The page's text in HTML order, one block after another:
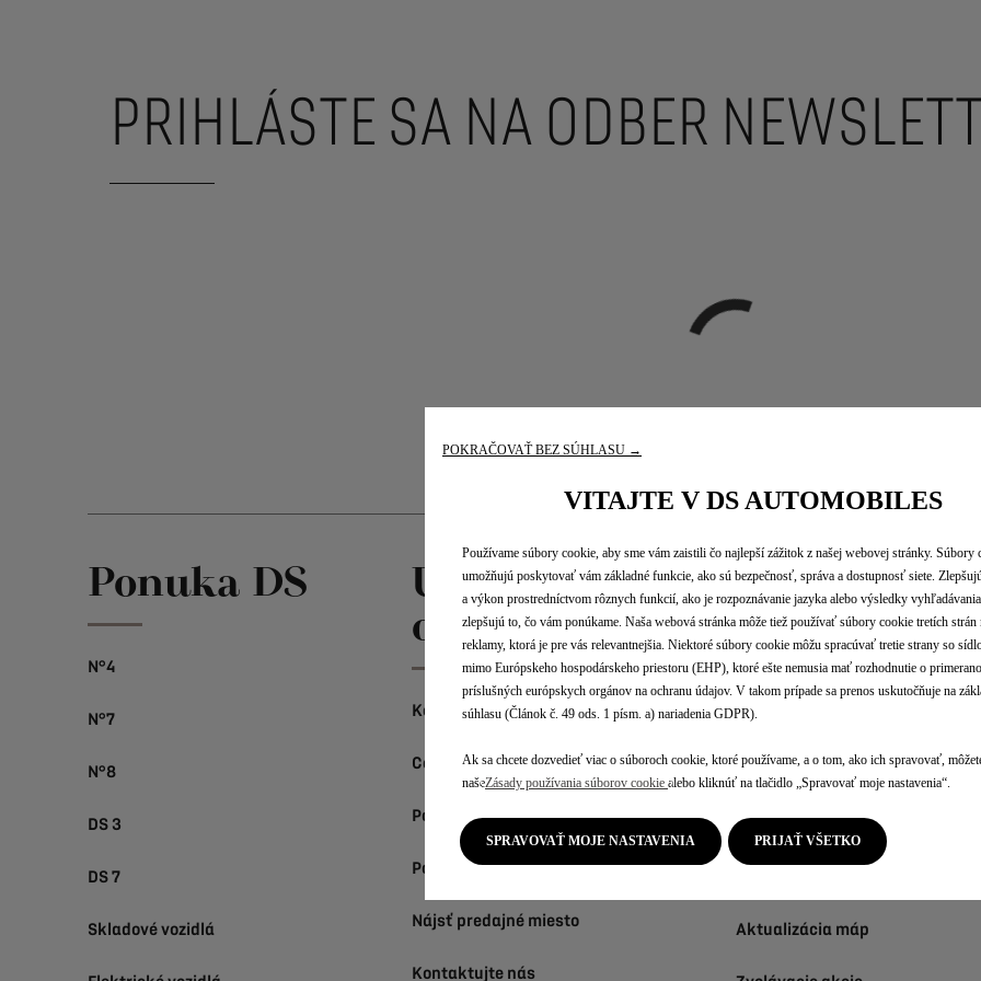
PRIHLÁSTE SA NA ODBER
Ponuka DS
N°4
N°7
N°8
DS 3
DS 7
Skladové vozidlá
Užitočné
odkazy
Konfigurátor
Cenníky a dokumentácia
Požiadať o cenovú ponuku
Požiadať o testovaciu jazdu
Nájsť predajné miesto
Kontaktujte nás
Služby
Objednať sa do servisu
Služba videocheck DS
Servisné kontrakty
Náhradné diely
Aktualizácia máp
POKRAČOVAŤ BEZ SÚHLASU →
VITAJTE V DS AUTOMOBILES
Používame súbory cookie, aby sme vám zaistili čo najlepší zážitok z našej webovej stránky. Súbory
umožňujú poskytovať vám základné funkcie, ako sú bezpečnosť, správa a dostupnosť siete.
a výkon prostredníctvom rôznych funkcií, ako je rozpoznávanie jazyka alebo výsledky
zlepšujú to, čo vám ponúkame. Naša webová stránka môže tiež používať súbory cookie tretích strán
reklamy, ktorá je pre vás relevantnejšia. Niektoré súbory cookie môžu spracúvať tretie strany so
mimo Európskeho hospodárskeho priestoru (EHP), ktoré ešte nemusia mať rozhodnutie o
príslušných európskych orgánov na ochranu údajov. V takom prípade sa prenos uskutočňuje na
súhlasu (Článok č. 49 ods. 1 písm. a) nariadenia GDPR).
Ak sa chcete dozvedieť viac o súboroch cookie, ktoré používame, a o tom, ako ich spravovať,
našeZásady používania súborov cookie alebo kliknúť na tlačidlo „Spravovať moje nastavenia“.
SPRAVOVAŤ MOJE NASTAVENIA PRIJAŤ VŠETKO